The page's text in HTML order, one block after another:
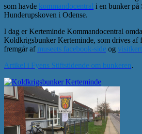
som havde kommandocentral i en bunker på
Hunderupskoven i Odense.
I dag er Kerteminde Kommandocentral
Koldkrigsbunker Kerteminde, som drives
fremgår af museets facebook-side og
Artikel i Fyens Stiftstidende om bunkeren.